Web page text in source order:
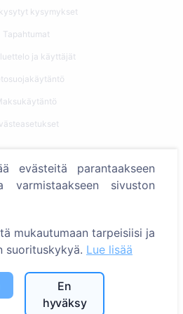
kysymykset
Tapahtumat
ja käyttäjät
Etsi vainajia
Palvelut
LV40103618951
evästeitä parantaakseen
varmistaakseen sivuston
mukautumaan tarpeisiisi ja
suorituskykyä. Lue lisää
En
hyväksy